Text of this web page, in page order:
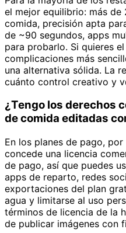
el mejor equilibrio: más
comida, precisión apta
de ~90 segundos, apps
para probarlo. Si quieres
complicaciones más
una alternativa sólida. La
cuánto control creativo y
¿Tengo los derechos
de comida editadas
En los planes de pago,
concede una licencia
de pago, así que puedes
apps de reparto, redes
exportaciones del plan
agua y limitarse al uso
términos de licencia de la
de publicar imágenes con